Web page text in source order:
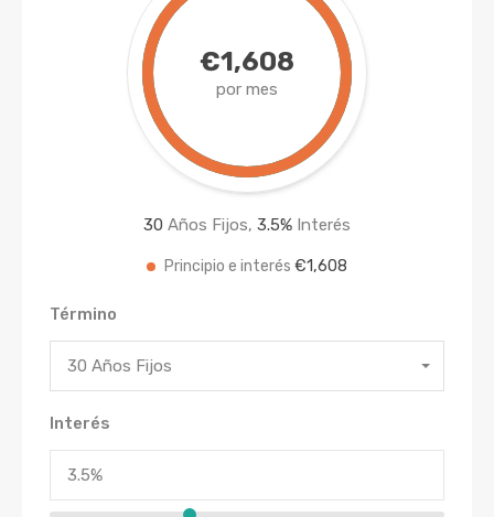
€1,608
por mes
30 Años Fijos, 3.5% Interés
Principio e interés €1,608
Término
30 Años Fijos
Interés